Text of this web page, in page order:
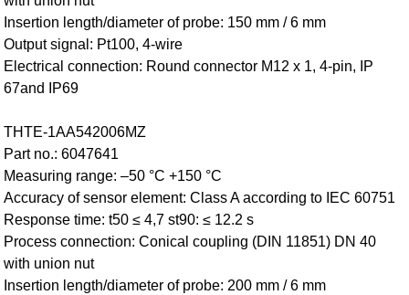
Insertion length/diameter of probe: 150 mm / 6 mm
Output signal: Pt100, 4-wire
Electrical connection: Round connector M12 x 1, 4-pin, IP
67and IP69
THTE-1AA542006MZ
Part no.: 6047641
Measuring range: –50 °C +150 °C
Accuracy of sensor element: Class A according to IEC 60751
Response time: t50 ≤ 4,7 st90: ≤ 12.2 s
Process connection: Conical coupling (DIN 11851) DN 40
with union nut
Insertion length/diameter of probe: 200 mm / 6 mm